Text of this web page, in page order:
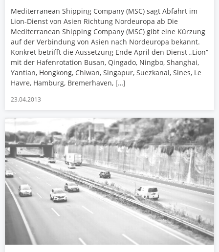
Mediterranean Shipping Company (MSC) sagt Abfahrt im
Lion-Dienst von Asien Richtung Nordeuropa ab Die
Mediterranean Shipping Company (MSC) gibt eine Kürzung
auf der Verbindung von Asien nach Nordeuropa bekannt.
Konkret betrifft die Aussetzung Ende April den Dienst „Lion“
mit der Hafenrotation Busan, Qingado, Ningbo, Shanghai,
Yantian, Hongkong, Chiwan, Singapur, Suezkanal, Sines, Le
Havre, Hamburg, Bremerhaven, […]
23.04.2013